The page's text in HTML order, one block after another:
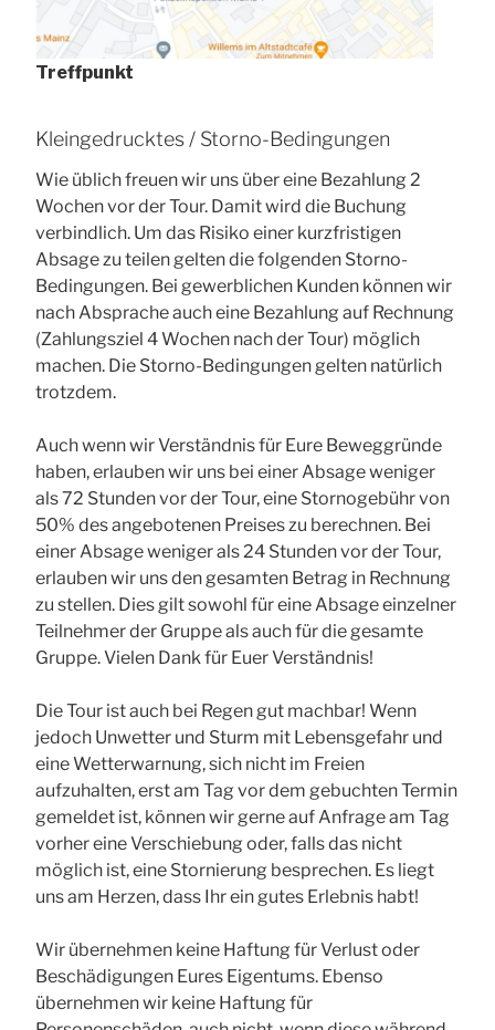
Treffpunkt
Kleingedrucktes / Storno-Bedingungen
Wie üblich freuen wir uns über eine Bezahlung 2
Wochen vor der Tour. Damit wird die Buchung
verbindlich. Um das Risiko einer kurzfristigen
Absage zu teilen gelten die folgenden Storno-
Bedingungen. Bei gewerblichen Kunden können wir
nach Absprache auch eine Bezahlung auf Rechnung
(Zahlungsziel 4 Wochen nach der Tour) möglich
machen. Die Storno-Bedingungen gelten natürlich
trotzdem.
Auch wenn wir Verständnis für Eure Beweggründe
haben, erlauben wir uns bei einer Absage weniger
als 72 Stunden vor der Tour, eine Stornogebühr von
50% des angebotenen Preises zu berechnen. Bei
einer Absage weniger als 24 Stunden vor der Tour,
erlauben wir uns den gesamten Betrag in Rechnung
zu stellen. Dies gilt sowohl für eine Absage einzelner
Teilnehmer der Gruppe als auch für die gesamte
Gruppe. Vielen Dank für Euer Verständnis!
Die Tour ist auch bei Regen gut machbar! Wenn
jedoch Unwetter und Sturm mit Lebensgefahr und
eine Wetterwarnung, sich nicht im Freien
aufzuhalten, erst am Tag vor dem gebuchten Termin
gemeldet ist, können wir gerne auf Anfrage am Tag
vorher eine Verschiebung oder, falls das nicht
möglich ist, eine Stornierung besprechen. Es liegt
uns am Herzen, dass Ihr ein gutes Erlebnis habt!
Wir übernehmen keine Haftung für Verlust oder
Beschädigungen Eures Eigentums. Ebenso
übernehmen wir keine Haftung für